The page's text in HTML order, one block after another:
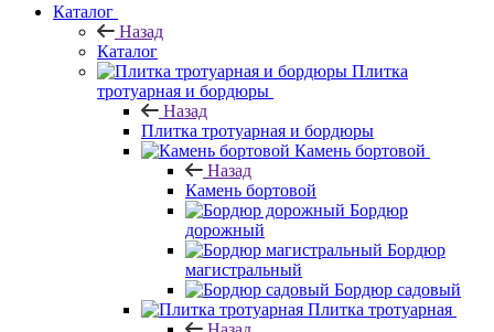
Каталог
Назад
Каталог
Плитка
тротуарная и бордюры
Назад
Плитка тротуарная и бордюры
Камень бортовой
Назад
Камень бортовой
Бордюр
дорожный
Бордюр
магистральный
Бордюр садовый
Плитка тротуарная